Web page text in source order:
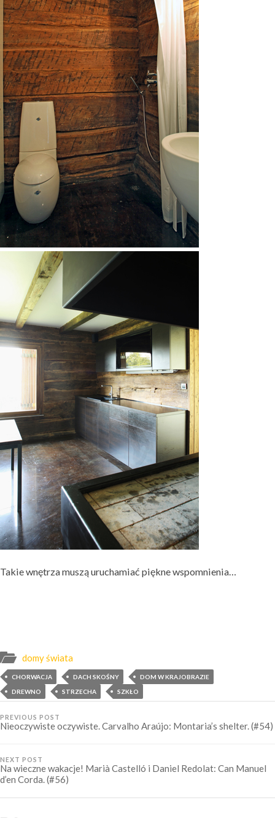
Takie wnętrza muszą uruchamiać piękne wspomnienia…
domy świata
CHORWACJA DACH SKOŚNY
DOM W KRAJOBRAZIE
DREWNO
STRZECHA SZKŁO
PREVIOUS POST
Nieoczywiste oczywiste. Carvalho Araújo: Montaria’s shelter. (#54)
NEXT POST
Na wieczne wakacje! Marià Castelló i Daniel Redolat: Can Manuel
d’en Corda. (#56)